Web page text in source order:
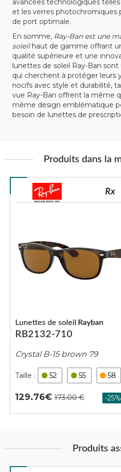
avancées technologiques
et les verres photochromiques
de port optimale.
En somme, Ray-Ban est une
soleilhaut de gamme offrant
qualité supérieure et une
lunettes de soleil Ray-Ban
qui cherchent à protéger leurs
nocifs avec style et durabilité,
vue Ray-Ban offrent la même
même design emblématique
besoin de lunettes de
Produits dans la
RB2132-710
Lunettes de soleil Rayban
Crystal B-15 brown 79
52 55 58
129.76
Produits